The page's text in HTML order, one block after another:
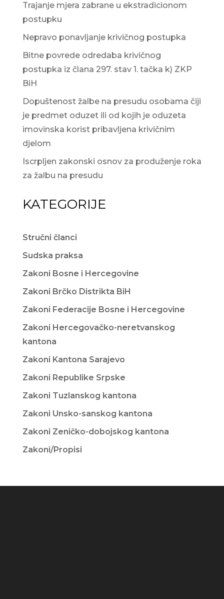
Trajanje mjera zabrane u ekstradicionom
postupku
Nepravo ponavljanje krivičnog postupka
Bitne povrede odredaba krivičnog
postupka iz člana 297. stav 1. tačka k) ZKP
BiH
Dopuštenost žalbe na presudu osobama čiji
je predmet oduzet ili od kojih je oduzeta
imovinska korist pribavljena krivičnim
djelom
Iscrpljen zakonski osnov za produženje roka
za žalbu na presudu
KATEGORIJE
Stručni članci
Sudska praksa
Zakoni Bosne i Hercegovine
Zakoni Brčko Distrikta BiH
Zakoni Federacije Bosne i Hercegovine
Zakoni Hercegovačko-neretvanskog
kantona
Zakoni Kantona Sarajevo
Zakoni Republike Srpske
Zakoni Tuzlanskog kantona
Zakoni Unsko-sanskog kantona
Zakoni Zeničko-dobojskog kantona
Zakoni/Propisi